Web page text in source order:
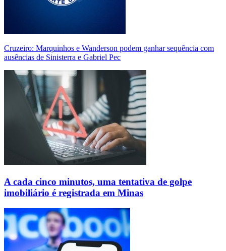
Cruzeiro: Marquinhos e Wanderson podem ganhar sequência com
ausências de Sinisterra e Gabriel Pec
A cada cinco minutos, uma tentativa de golpe
imobiliário é registrada em Minas